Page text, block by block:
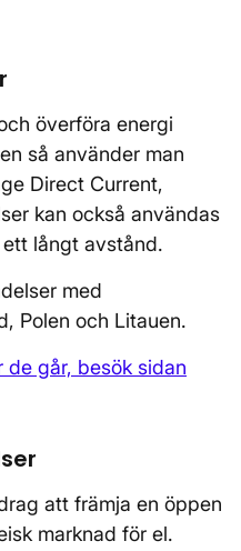
överföra energi
så använder man
Direct Current,
kan också användas
långt avstånd.
med
Polen och Litauen.
de går, besök sidan
att främja en öppen
marknad för el.